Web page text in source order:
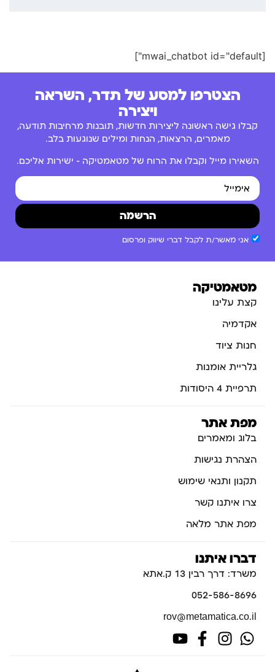
[mwai_chatbot id="default"]
הצטרפו למסע של תדר, השראה
ויצירה
קבלו גישה ראשונה ליצירות חדשות, תובנות מרחיבות תודעה,
מאמרים, הרצאות, הנחות ומילים שנוגעות בלב.
השאירו מייל וקבלו את הרוח של מטאמטיקה – ישירות אליכם.
אני מאשר/ת לקבל דברי שיווק ופרסום
הרשמה
מטאמטיקה
קצת עלינו
אקדמיה
חנות ציוד
גלריית אומנות
תרפיית 4 היסודות
מפת אתר
בלוג ומאמרים
הצהרת נגישות
תקנון ותנאי שימוש
צרו איתנו קשר
מפת אתר מלאה
דברו איתנו
משרד: דרך רבין 13 ק.אתא
052-586-8696
rov@metamatica.co.il